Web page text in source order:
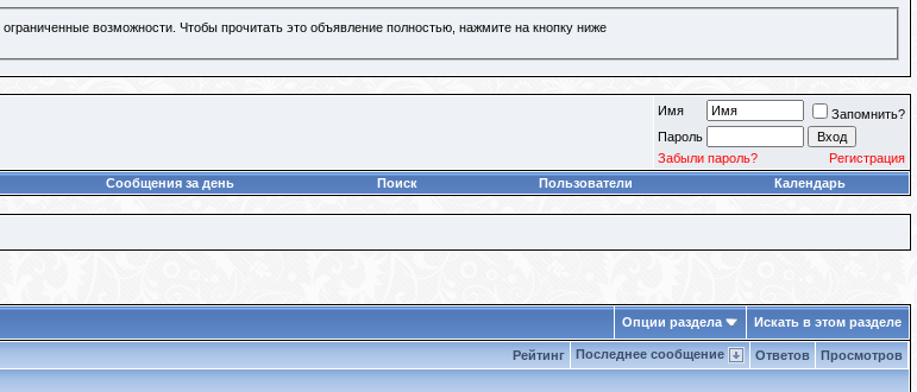
возможности. Чтобы прочитать это объявление полностью, нажмите на кнопку ниже
Имя
Запомнить?
Пароль
Забыли пароль?
Регистрация
Сообщения за день Поиск Пользователи Календарь
Опции раздела Искать в этом разделе
Рейтинг Последнее сообщение Ответов
Просмотров